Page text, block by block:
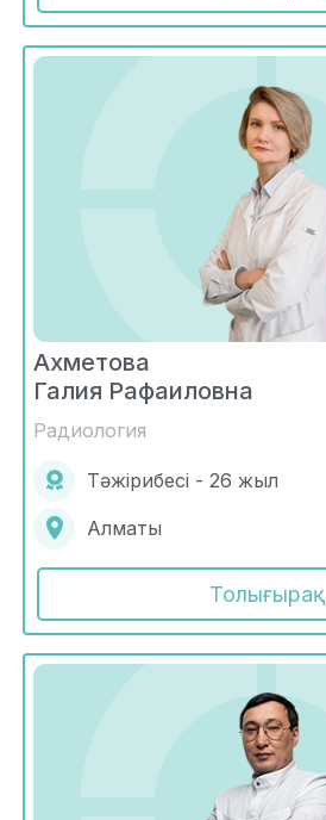
Ахметова
Галия Рафаиловна
Радиология
Тәжірибесі - 26 жыл
Алматы
Толығырақ